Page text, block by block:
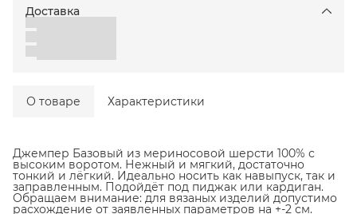
Доставка
О товаре Характеристики
Джемпер Базовый из мериносовой шерсти 100% с
высоким воротом. Нежный и мягкий, достаточно
тонкий и лёгкий. Идеально носить как навыпуск, так и
заправленным. Подойдёт под пиджак или кардиган.
Обращаем внимание: для вязаных изделий допустимо
расхождение от заявленных параметров на +-2 см.